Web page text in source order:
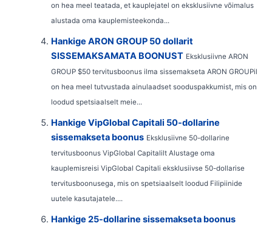
on hea meel teatada, et kauplejatel on eksklusiivne võimalus
alustada oma kauplemisteekonda...
Hankige ARON GROUP 50 dollarit
SISSEMAKSAMATA BOONUST Eksklusiivne ARON
GROUP $50 tervitusboonus ilma sissemakseta ARON GROUPil
on hea meel tutvustada ainulaadset sooduspakkumist, mis on
loodud spetsiaalselt meie...
Hankige VipGlobal Capitali 50-dollarine
sissemakseta boonus Eksklusiivne 50-dollarine
tervitusboonus VipGlobal Capitalilt Alustage oma
kauplemisreisi VipGlobal Capitali eksklusiivse 50-dollarise
tervitusboonusega, mis on spetsiaalselt loodud Filipiinide
uutele kasutajatele....
Hankige 25-dollarine sissemakseta boonus